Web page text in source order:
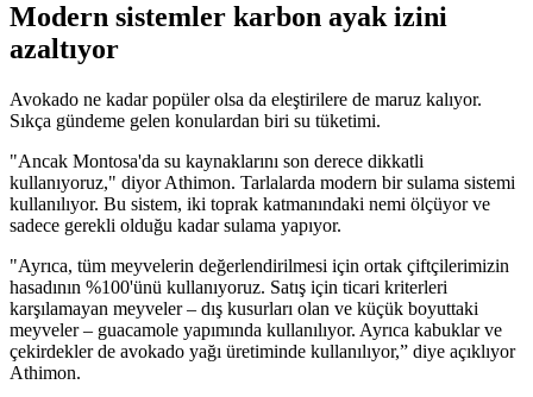
Modern sistemler karbon ayak izini
azaltıyor
Avokado ne kadar popüler olsa da eleştirilere de maruz kalıyor.
Sıkça gündeme gelen konulardan biri su tüketimi.
"Ancak Montosa'da su kaynaklarını son derece dikkatli
kullanıyoruz," diyor Athimon. Tarlalarda modern bir sulama sistemi
kullanılıyor. Bu sistem, iki toprak katmanındaki nemi ölçüyor ve
sadece gerekli olduğu kadar sulama yapıyor.
"Ayrıca, tüm meyvelerin değerlendirilmesi için ortak çiftçilerimizin
hasadının %100'ünü kullanıyoruz. Satış için ticari kriterleri
karşılamayan meyveler – dış kusurları olan ve küçük boyuttaki
meyveler – guacamole yapımında kullanılıyor. Ayrıca kabuklar ve
çekirdekler de avokado yağı üretiminde kullanılıyor,” diye açıklıyor
Athimon.